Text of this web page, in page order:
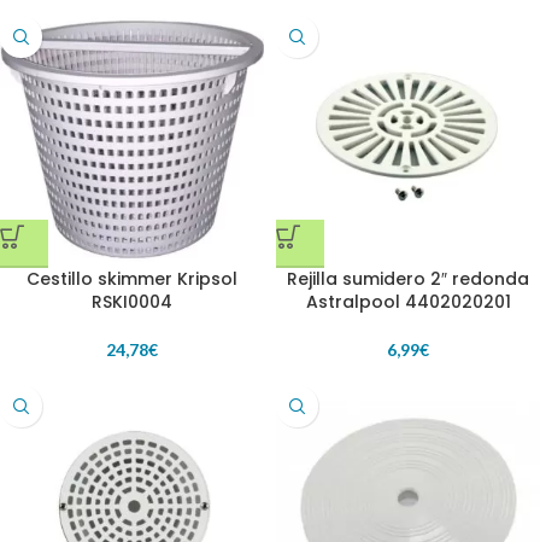
Cestillo skimmer Kripsol
RSKI0004
24,78€
Rejilla sumidero 2″ redonda
Astralpool 4402020201
6,99€